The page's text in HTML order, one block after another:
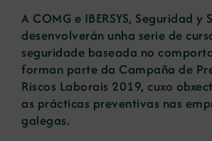
A COMG e IBERSYS, Seguridad y
desenvolverán unha serie de
seguridade baseada no
forman parte da Campaña de
Riscos Laborais 2019, cuxo
as prácticas preventivas nas
galegas.